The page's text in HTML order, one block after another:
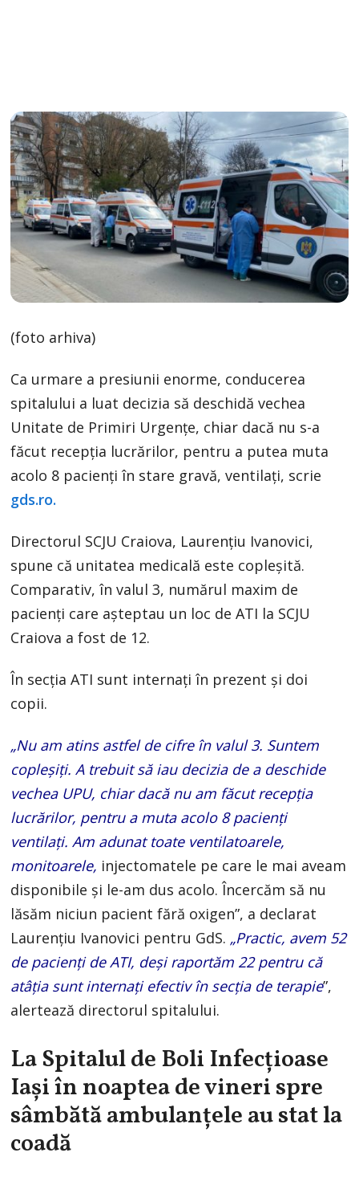
(foto arhiva)
Ca urmare a presiunii enorme, conducerea
spitalului a luat decizia să deschidă vechea
Unitate de Primiri Urgențe, chiar dacă nu s-a
făcut recepția lucrărilor, pentru a putea muta
acolo 8 pacienți în stare gravă, ventilați, scrie
gds.ro.
Directorul SCJU Craiova, Laurențiu Ivanovici,
spune că unitatea medicală este copleșită.
Comparativ, în valul 3, numărul maxim de
pacienți care așteptau un loc de ATI la SCJU
Craiova a fost de 12.
În secția ATI sunt internați în prezent și doi
copii.
„Nu am atins astfel de cifre în valul 3. Suntem
copleșiți. A trebuit să iau decizia de a deschide
vechea UPU, chiar dacă nu am făcut recepția
lucrărilor, pentru a muta acolo 8 pacienți
ventilați. Am adunat toate ventilatoarele,
monitoarele, injectomatele pe care le mai aveam
disponibile și le-am dus acolo. Încercăm să nu
lăsăm niciun pacient fără oxigen”, a declarat
Laurențiu Ivanovici pentru GdS. „Practic, avem 52
de pacienți de ATI, deși raportăm 22 pentru că
atâția sunt internați efectiv în secția de terapie”,
alertează directorul spitalului.
La Spitalul de Boli Infecțioase
Iași în noaptea de vineri spre
sâmbătă ambulanțele au stat la
coadă